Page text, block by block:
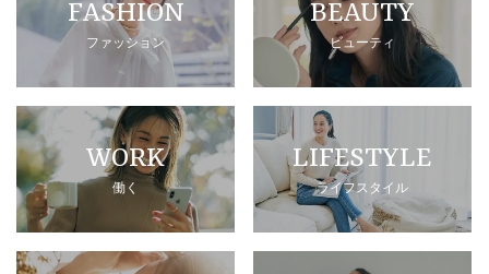
FASHION
ファッション
BEAUTY
ビューティ
WORK
働く
LIFESTYLE
ライフスタイル